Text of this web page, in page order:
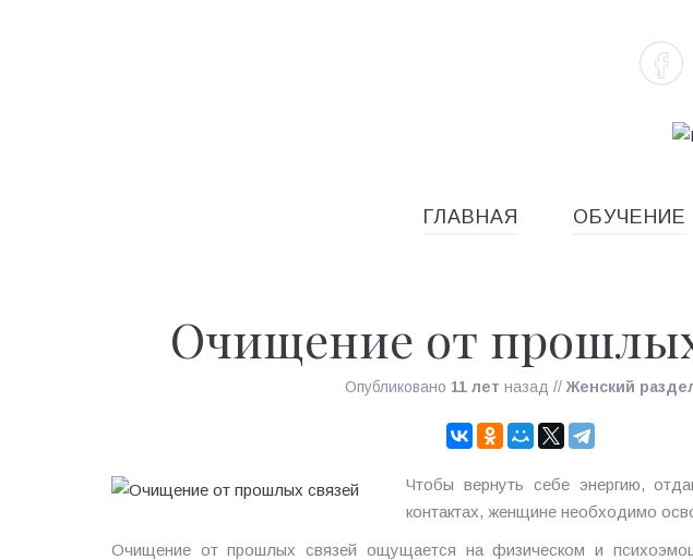
ГЛАВНАЯ ОБУЧЕНИЕ
Очищение от
Опубликовано 11 лет назад // Женский
Чтобы вернуть себе энергию,
контактах, женщине необходимо
Очищение от прошлых связей ощущается на физическом и